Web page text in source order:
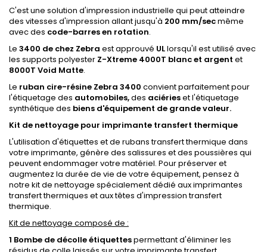
C'est une solution d'impression industrielle qui peut atteindre
des vitesses d'impression allant jusqu'à 200 mm/secmême
avec des code-barres en rotation.
Le 3400 de chez Zebra est approuvé ULlorsqu'il est utilisé avec
les supports polyester Z-Xtreme 4000T blanc et argent et
8000T Void Matte.
Le ruban cire-résine Zebra 3400 convient parfaitement pour
l'étiquetage des automobiles,des aciérieset l'étiquetage
synthétique des biens d'équipement de grande valeur.
Kit de nettoyage pour imprimante transfert thermique
L'utilisation d'étiquettes et de rubans transfert thermique dans
votre imprimante, génère des salissures et des poussières qui
peuvent endommager votre matériel. Pour préserver et
augmentez la durée de vie de votre équipement, pensez à
notre kit de nettoyage spécialement dédié aux imprimantes
transfert thermiques et aux têtes d'impression transfert
thermique.
Kit de nettoyage composé de :
1 Bombe de décolle étiquettespermettant d'éliminer les